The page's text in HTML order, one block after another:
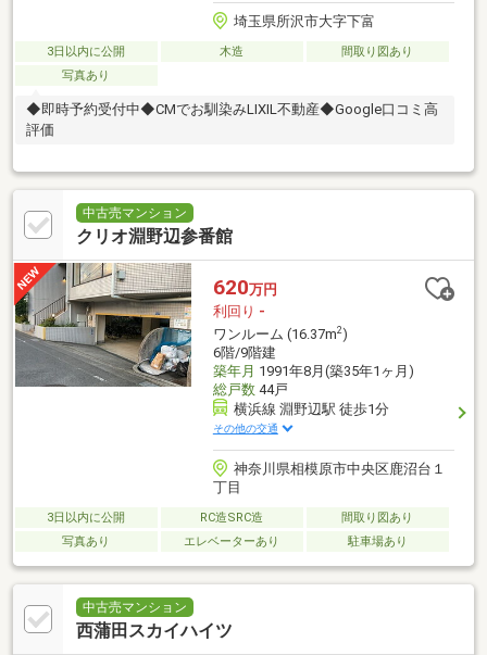
埼玉県所沢市大字下富
3日以内に公開 木造
間取り図あり
写真あり
◆即時予約受付中◆CMでお馴染みLIXIL不動産◆Google口コミ高
評価
中古売マンション
クリオ淵野辺参番館
620万円
利回り -
ワンルーム (16.37m2)
6階/9階建
築年月 1991年8月(築35年1ヶ月)
総戸数44戸
横浜線 淵野辺駅 徒歩1分
その他の交通
神奈川県相模原市中央区鹿沼台１
丁目
3日以内に公開 RC造SRC造
間取り図あり
写真あり
エレベーターあり 駐車場あり
中古売マンション
西蒲田スカイハイツ